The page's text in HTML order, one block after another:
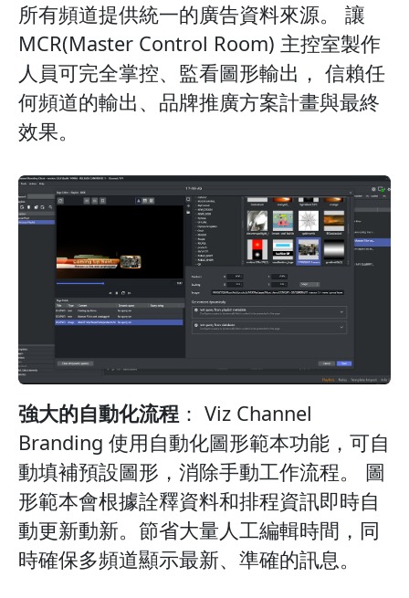
所有頻道提供統一的廣告資料來源。 讓
MCR(Master Control Room) 主控室製作
人員可完全掌控、監看圖形輸出， 信賴任
何頻道的輸出、品牌推廣方案計畫與最終
效果。
強大的自動化流程 ： Viz Channel
Branding 使用自動化圖形範本功能，可自
動填補預設圖形，消除手動工作流程。 圖
形範本會根據詮釋資料和排程資訊即時自
動更新動新。節省大量人工編輯時間，同
時確保多頻道顯示最新、準確的訊息。